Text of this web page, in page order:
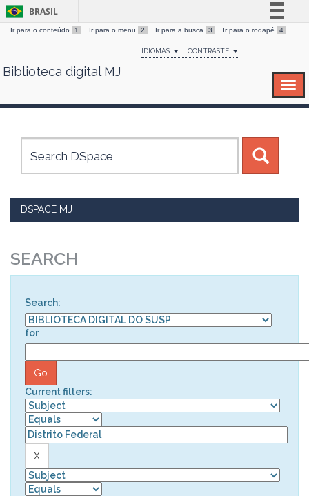
Skip
BRASIL
Simplifique!
Comunica BR
Canais
Ir para o conteúdo 1 Ir para o menu 2 Ir para a busca 3 Ir para o rodapé 4
IDIOMAS CONTRASTE
Biblioteca digital MJ
DSPACE MJ
SEARCH
Search:
for
Current filters: